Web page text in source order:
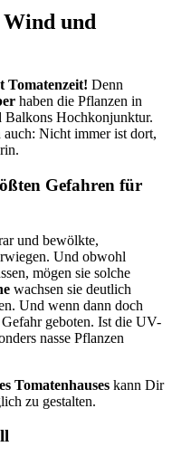
Wind und
Tomatenzeit! Denn
haben die Pflanzen in
Balkons Hochkonjunktur.
Nicht immer ist dort,
Gefahren für
und bewölkte,
Und obwohl
mögen sie solche
wachsen sie deutlich
Und wenn dann doch
geboten. Ist die UV-
nasse Pflanzen
Tomatenhauses kann Dir
zu gestalten.